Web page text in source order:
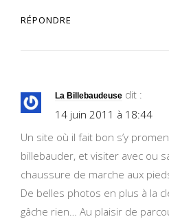
RÉPONDRE
La Billebaudeuse dit :
14 juin 2011 à 18:44
Un site où il fait bon s’y
billebauder, et visiter avec ou
chaussure de marche aux
De belles photos en plus à la
gâche rien… Au plaisir de